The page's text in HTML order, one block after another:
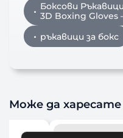
Боксови
3D Boxing Gloves
ръкавици за бокс
Може да